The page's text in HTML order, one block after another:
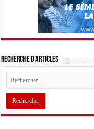
Recherche d’articles